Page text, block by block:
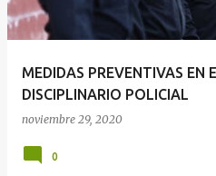
MEDIDAS PREVENTIVAS EN
DISCIPLINARIO POLICIAL
noviembre 29, 2020
0